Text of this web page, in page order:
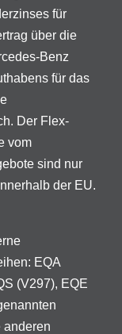
für
über die
Benz
für das
Der Flex-
vom
sind nur
der EU.
EQA
(V297), EQE
anderen